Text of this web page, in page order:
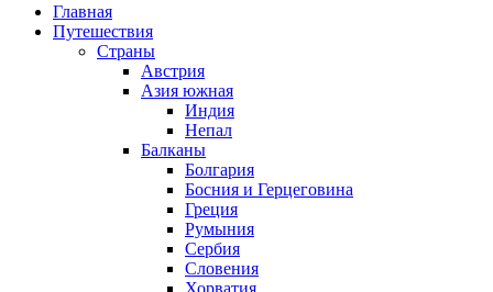
Главная
Путешествия
Страны
Австрия
Азия южная
Индия
Непал
Балканы
Болгария
Босния и Герцеговина
Греция
Румыния
Сербия
Словения
Хорватия